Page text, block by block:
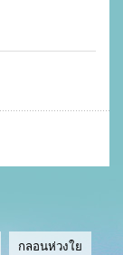
กลอนห่วงใย